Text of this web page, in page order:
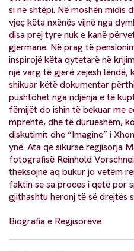
si në shtëpi. Në moshën midis
vjeç këta nxënës vijnë nga
disa prej tyre nuk e kanë
gjermane. Në prag të
inspirojë këta qytetarë në
një varg të gjerë zejesh lëndë,
shikuar këtë dokumentar
pushtohet nga ndjenja e të
fëmijët do ishin të bekuar me
mprehtë, dhe të durueshëm,
diskutimit dhe “Imagine” i
ynë. Ata që sikurse regjisorja
fotografisë Reinhold
theksojnë aq bukur jo vetëm
faktin se sa proces i qetë por
gjithashtu heronj të së drejtës
Biografia e Regjisorëve